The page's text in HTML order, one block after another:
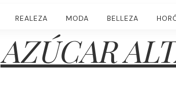
REALEZA MODA BELLEZA
AZÚCAR